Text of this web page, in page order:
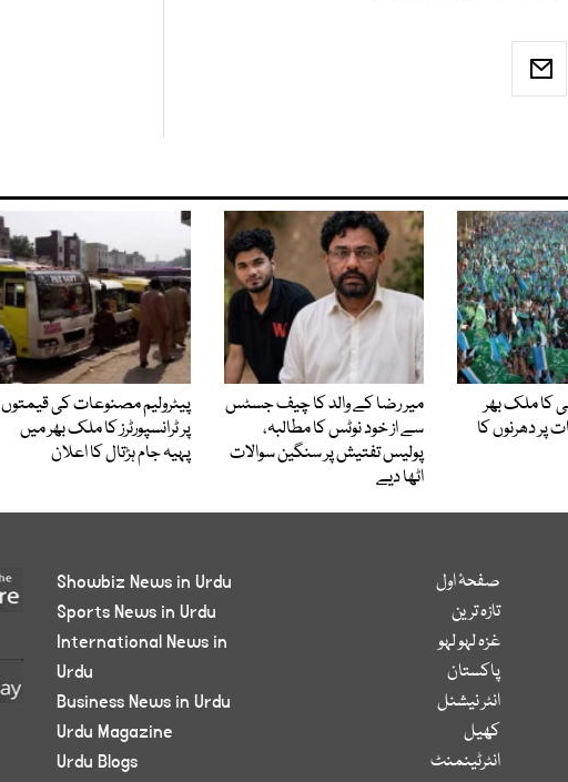
کا ملک بھر
پر دھرنوں کا
میر رضا کے والد کا چیف جسٹس
سے از خود نوٹس کا مطالبہ،
پولیس تفتیش پر سنگین سوالات
اٹھا دیے
پیٹرولیم مصنوعات کی قیمتوں
پر ٹرانسپورٹرز کا ملک بھر میں
پہیہ جام ہڑتال کا اعلان
صفحۂ اول
تازہ ترین
غزہ لہو لہو
پاکستان
انٹر نیشنل
کھیل
انٹرٹینمنٹ
Showbiz News in Urdu
Sports News in Urdu
International News in
Urdu
Business News in Urdu
Urdu Magazine
Urdu Blogs